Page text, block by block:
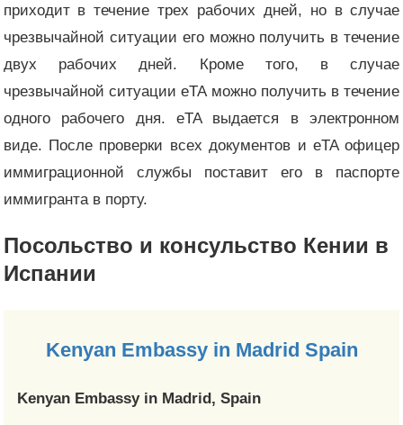
приходит в течение трех рабочих дней, но в случае
чрезвычайной ситуации его можно получить в течение
двух рабочих дней. Кроме того, в случае
чрезвычайной ситуации eTA можно получить в течение
одного рабочего дня. eTA выдается в электронном
виде. После проверки всех документов и eTA офицер
иммиграционной службы поставит его в паспорте
иммигранта в порту.
Посольство и консульство Кении в
Испании
Kenyan Embassy in Madrid Spain
Kenyan Embassy in Madrid, Spain